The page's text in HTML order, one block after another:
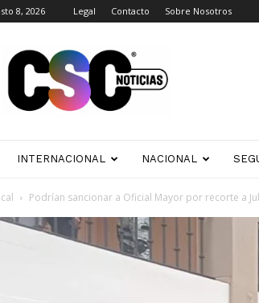
8, 2026 Legal Contacto Sobre Nosotros
INTERNACIONAL NACIONAL
Podrían sancionar a Oficial Mayor por recorte a